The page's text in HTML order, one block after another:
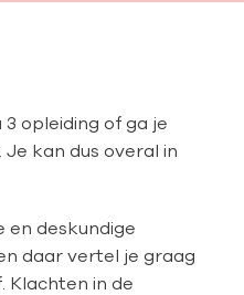
opleiding of ga je
kan dus overal in
en deskundige
daar vertel je graag
Klachten in de